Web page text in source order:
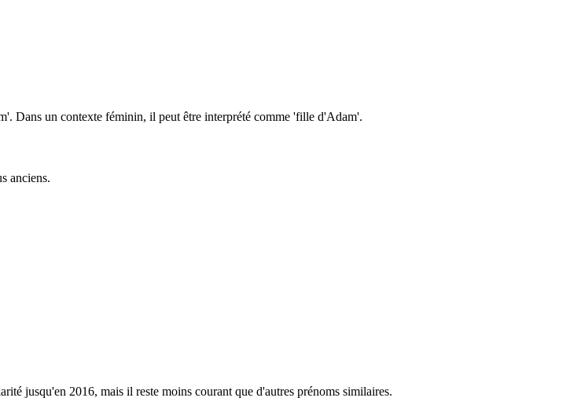
Dans un contexte féminin, il peut être interprété comme 'fille d'Adam'.
anciens.
jusqu'en 2016, mais il reste moins courant que d'autres prénoms similaires.